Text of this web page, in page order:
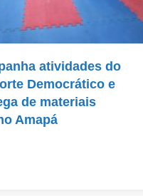
atividades do
Democrático e
de materiais
Amapá